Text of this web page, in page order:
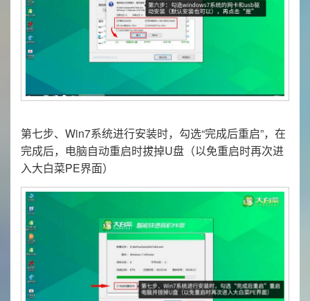
第七步、Win7系统进行安装时，勾选“完成后重启”，在
完成后，电脑自动重启时拔掉U盘（以免重启时再次进
入大白菜PE界面）